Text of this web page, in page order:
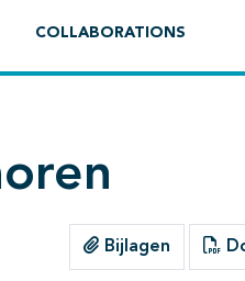
COLLABORATIONS
Bijlagen